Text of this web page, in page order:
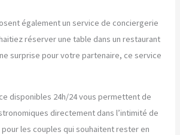
également un service de conciergerie
réserver une table dans un restaurant
surprise pour votre partenaire, ce service
disponibles 24h/24 vous permettent de
directement dans l’intimité de
les couples qui souhaitent rester en